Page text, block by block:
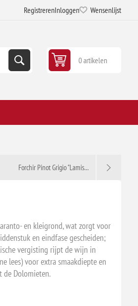
RegistrerenInloggen Wensenlijst
0 artikelen
Forchir Pinot Grigio "Lamis...
en kleigrond, wat zorgt voor
en eindfase gescheiden;
vergisting rijpt de wijn in
lees) voor extra smaakdiepte en
de Dolomieten.